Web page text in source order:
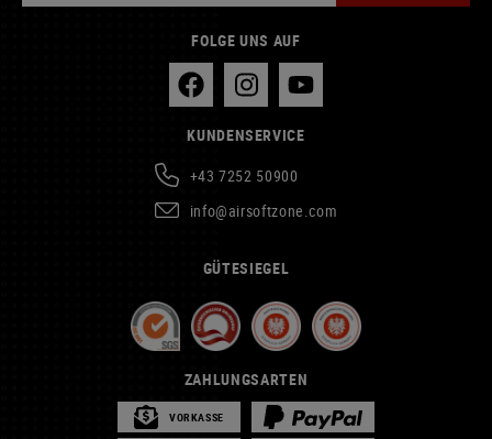
FOLGE UNS AUF
KUNDENSERVICE
+43 7252 50900
info@airsoftzone.com
GÜTESIEGEL
ZAHLUNGSARTEN
VORKASSE